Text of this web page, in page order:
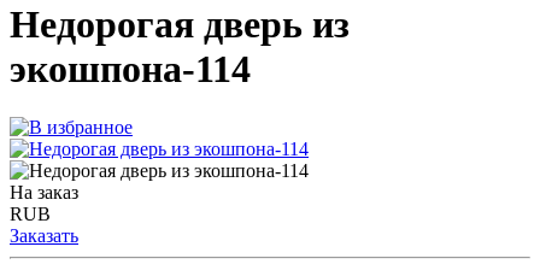
Недорогая дверь из
экошпона-114
На заказ
RUB
Заказать